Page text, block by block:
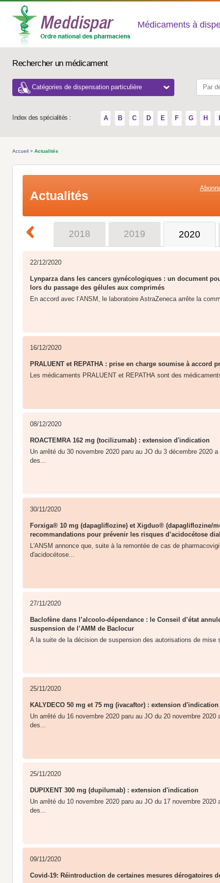
Médicaments à
Rechercher un médicament
Catégories de dispensation particulière
Index des spécialités : A B C D E F G H
Accueil > Actualités
Actualités
2017 2018 2019 2020
22/12/2020
Lynparza dans les cancers gynécologiques : un document
lors du passage des gélules aux comprimés
En accord avec l’ANSM, le laboratoire AstraZeneca arrête la
16/12/2020
PRALUENT et REPATHA : prise en charge soumise à accord
Les médicaments PRALUENT et REPATHA sont des
08/12/2020
ROACTEMRA 162 mg (tocilizumab) : extension d'indication
Un arrêté du 30 novembre 2020 paru au JO du 3 décembre 2020
des...
30/11/2020
Forxiga® 10 mg (dapagliflozine) et Xigduo® (dapagliflozine/
recommandations pour prévenir les risques d’acidocétose
L'ANSM annonce que, suite à la remontée de cas de
d'acidocétose...
27/11/2020
Baclofène dans l’alcoolo-dépendance : le Conseil d’état
suspension de l’AMM de Baclocur
A la suite de la décision de suspension des autorisations de mise
25/11/2020
KALYDECO 50 mg et 75 mg (ivacaftor) : extension d'indication
Un arrêté du 16 novembre 2020 paru au JO du 20 novembre 2020
des...
25/11/2020
DUPIXENT 300 mg (dupilumab) : extension d'indication
Un arrêté du 10 novembre 2020 paru au JO du 17 novembre 2020
des...
09/11/2020
Covid-19: Réintroduction de certaines mesures dérogatoires